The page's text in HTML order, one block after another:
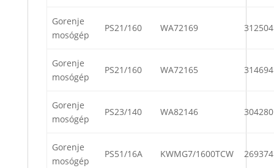
Gorenje
mosógép
PS21/160 WA72169 312504
Gorenje
mosógép
PS21/160 WA72165 314694
Gorenje
mosógép
PS23/140 WA82146 304280
Gorenje
mosógép
PS51/16A KWMG7/1600TCW 269374